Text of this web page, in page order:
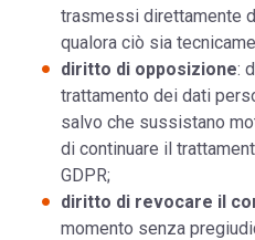
trasmessi direttamente
qualora ciò sia
diritto di opposizione:
trattamento dei dati
salvo che sussistano
di continuare il
GDPR;
diritto di revocare il
momento senza